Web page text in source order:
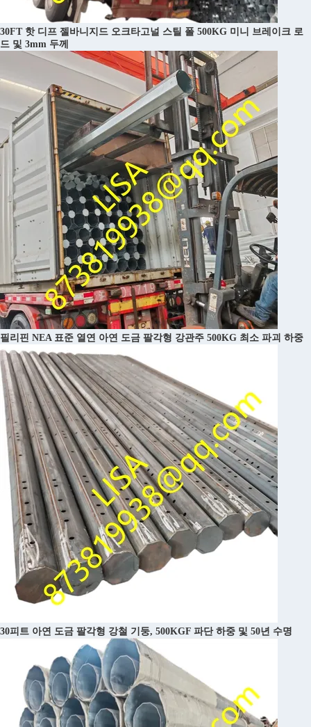
30FT 핫 디프 젤바니지드 오크타고널 스틸 폴 500KG 미니 브레이크 로
드 및 3mm 두께
필리핀 NEA 표준 열연 아연 도금 팔각형 강관주 500KG 최소 파괴 하중
30피트 아연 도금 팔각형 강철 기둥, 500KGF 파단 하중 및 50년 수명